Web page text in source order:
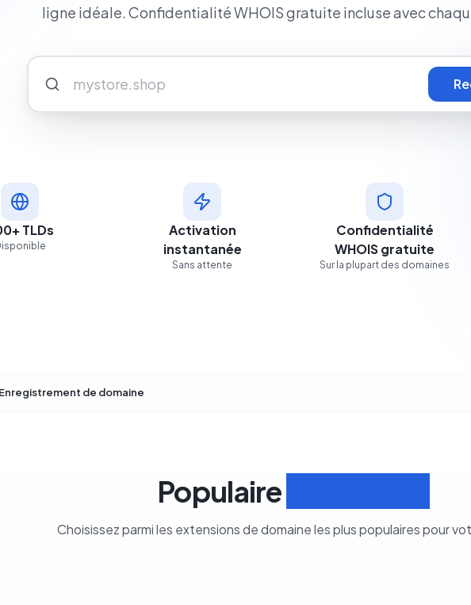
ligne idéale. Confidentialité WHOIS gratuite incluse avec
TLDs
Activation
instantanée
Sans attente
Confidentialité
WHOIS gratuite
Sur la plupart des domaines
Enregistrement de domaine
Populaire
Choisissez parmi les extensions de domaine les plus populaires pour